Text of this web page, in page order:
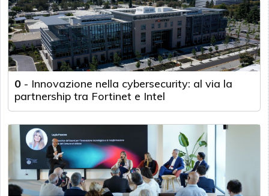
0 - Innovazione nella cybersecurity: al via la
partnership tra Fortinet e Intel